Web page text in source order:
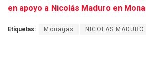
en apoyo a Nicolás Maduro en
Etiquetas: Monagas NICOLAS MADURO